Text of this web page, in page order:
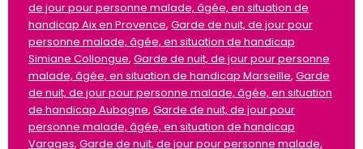
de jour pour personne malade, âgée, en situation de
handicap Aix en Provence, Garde de nuit, de jour pour
personne malade, âgée, en situation de handicap
Simiane Collongue, Garde de nuit, de jour pour personne
malade, âgée, en situation de handicap Marseille, Garde
de nuit, de jour pour personne malade, âgée, en situation
de handicap Aubagne, Garde de nuit, de jour pour
personne malade, âgée, en situation de handicap
Varages, Garde de nuit, de jour pour personne malade,